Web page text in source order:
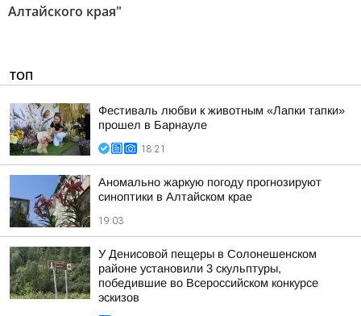
Алтайского края"
ТОП
Фестиваль любви к животным «Лапки тапки»
прошел в Барнауле
18:21
Аномально жаркую погоду прогнозируют
синоптики в Алтайском крае
19:03
У Денисовой пещеры в Солонешенском
районе установили 3 скульптуры,
победившие во Всероссийском конкурсе
эскизов